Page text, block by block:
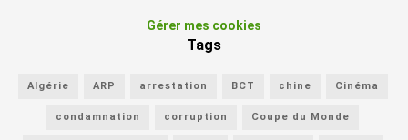
Gérer mes cookies
Tags
Algérie ARP arrestation BCT chine Cinéma
condamnation corruption Coupe du Monde